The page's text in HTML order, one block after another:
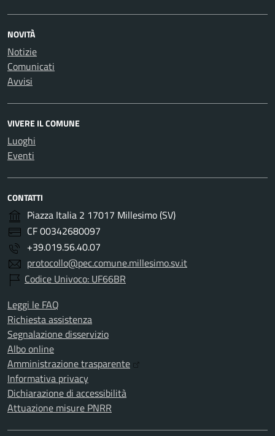
NOVITÀ
Notizie
Comunicati
Avvisi
VIVERE IL COMUNE
Luoghi
Eventi
CONTATTI
Piazza Italia 2 17017 Millesimo (SV)
CF 00342680097
+39.019.56.40.07
protocollo@pec.comune.millesimo.sv.it
Codice Univoco: UF66BR
Leggi le FAQ
Richiesta assistenza
Segnalazione disservizio
Albo online
Amministrazione trasparente
Informativa privacy
Dichiarazione di accessibilità
Attuazione misure PNRR